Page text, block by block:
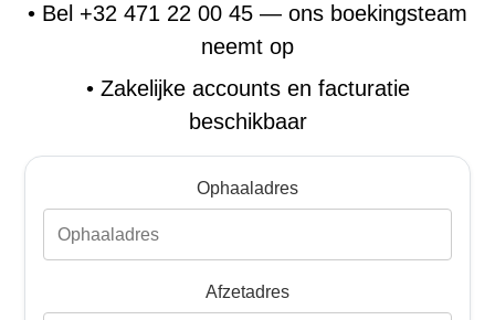
• Bel +32 471 22 00 45 — ons boekingsteam
neemt op
• Zakelijke accounts en facturatie
beschikbaar
Ophaaladres
Afzetadres